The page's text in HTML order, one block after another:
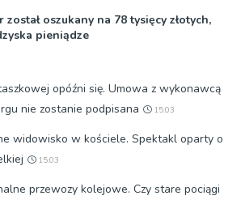
został oszukany na 78 tysięcy złotych,
pieniądze
opóźni się. Umowa z wykonawcą
nie zostanie podpisana
15:03
widowisko w kościele. Spektakl oparty o
15:03
przewozy kolejowe. Czy stare pociągi